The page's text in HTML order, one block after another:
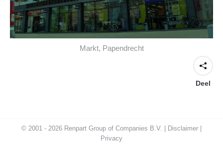
Markt, Papendrecht
Deel
© 2001 - 2026 Renpart Group of Companies B.V. | Disclaimer |
Privacy